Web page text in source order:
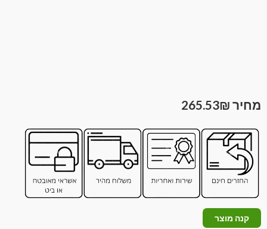
265.53₪
קנה מוצר